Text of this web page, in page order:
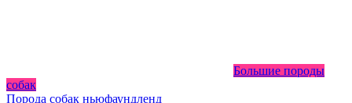
Большие породы
собак
Порода собак ньюфаундленд